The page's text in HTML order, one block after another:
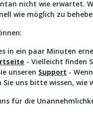
nicht wie erwartet.
wie möglich zu
in ein paar Minuten
- Vielleicht finden
unseren Support -
Sie uns bitte wissen, wie
für die